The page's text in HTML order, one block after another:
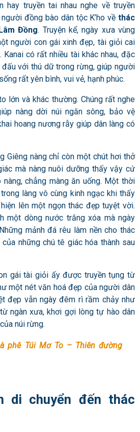
hay truyền tai nhau nghe về truyền
đồng bào dân tộc K’ho về thác
Đồng. Truyện kể, ngày xưa vùng
người con gái xinh đẹp, tài giỏi cai
Kanai có rất nhiều tài khác nhau, đặc
với thú dữ trong rừng, giúp người
rất yên bình, vui vẻ, hạnh phúc.
lớn và khác thường. Chúng rất nghe
nàng dời núi ngăn sông, bảo vệ
hoang nương rẫy giúp dân làng có
Giêng nàng chỉ còn một chút hơi thở
mà nàng nuôi dưỡng thấy vậy cứ
chẳng màng ăn uống. Một thời
làng vô cùng kinh ngạc khi thấy
lên một ngọn thác đẹp tuyệt vời.
một dòng nước trắng xóa mà ngày
mảnh đá rêu làm nền cho thác
những chú tê giác hóa thành sau
gái tài giỏi ấy được truyền tụng từ
một nét văn hoá đẹp của người dân
đẹp vẫn ngày đêm rì rầm chảy như
ngàn xưa, khơi gợi lòng tự hào dân
núi rừng.
phê Túi Mơ To – Thiên đường
di chuyển đến thác